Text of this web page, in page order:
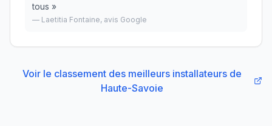
tous »
— Laetitia Fontaine, avis Google
Voir le classement des meilleurs installateurs de
Haute-Savoie